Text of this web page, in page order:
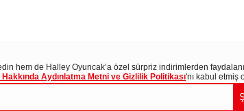
hem de Halley Oyuncak’a özel sürpriz indirimlerden
Hakkında Aydınlatma Metni ve Gizlilik Politikası'nı kabul etmiş